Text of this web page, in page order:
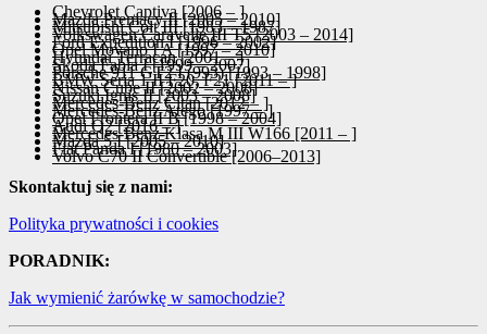
Chevrolet Captiva [2006 – ]
Mazda Premacy II [2005 – 2010]
Mitsubishi Colt III [1983 – 1987]
Volkswagen Caravelle III T5 [2003 – 2014]
Ford Expedition I [1996 – 2002]
Opel Movano I A [1997 – 2010]
Hyundai Terracan [2001 – ]
Skoda Fabia I [1999 – 2007]
Porsche 911 GT2 I (993) [1993 – 1998]
BMW Seria 1 II F20, F21 [2011 – ]
Nissan Cube II [2002 – 2008]
Suzuki Ignis II [2003 – 2008]
Mercedes-Benz Citan [2012 – ]
Mercedes-Benz Atego [1997 – ]
Opel Frontera II B [1998 – 2004]
Audi Q2 [2016 – ]
Mercedes-Benz Klasa M III W166 [2011 – ]
Mazda 5 I [2005 – 2010]
Fiat Panda I [1980 – 2003]
Volvo C70 II Convertible [2006–2013]
Skontaktuj się z nami:
Polityka prywatności i cookies
PORADNIK:
Jak wymienić żarówkę w samochodzie?